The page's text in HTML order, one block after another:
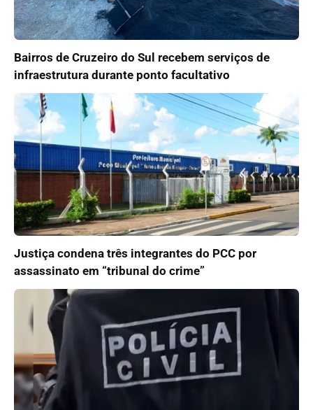
Bairros de Cruzeiro do Sul recebem serviços de
infraestrutura durante ponto facultativo
Justiça condena três integrantes do PCC por
assassinato em “tribunal do crime”